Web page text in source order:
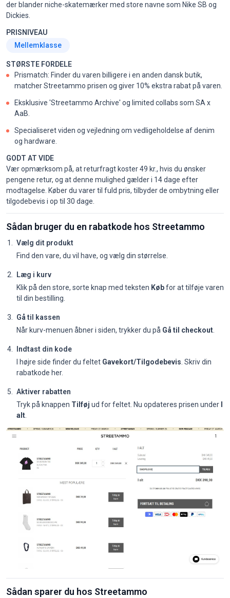
der blander niche-skatemærker med store navne som Nike SB og
Dickies.
PRISNIVEAU
Mellemklasse
STØRSTE FORDELE
Prismatch: Finder du varen billigere i en anden dansk butik,
matcher Streetammo prisen og giver 10% ekstra rabat på varen.
Eksklusive 'Streetammo Archive' og limited collabs som SA x
AaB.
Specialiseret viden og vejledning om vedligeholdelse af denim
og hardware.
GODT AT VIDE
Vær opmærksom på, at returfragt koster 49 kr., hvis du ønsker
pengene retur, og at denne mulighed gælder i 14 dage efter
modtagelse. Køber du varer til fuld pris, tilbyder de ombytning eller
tilgodebevis i op til 30 dage.
Sådan bruger du en rabatkode hos Streetammo
Vælg dit produkt
Find den vare, du vil have, og vælg din størrelse.
Læg i kurv
Klik på den store, sorte knap med teksten Købfor at tilføje varen
til din bestilling.
Gå til kassen
Når kurv-menuen åbner i siden, trykker du på Gå til checkout
Indtast din kode
I højre side finder du feltet Gavekort/Tilgodebevis . Skriv din
rabatkode her.
Aktiver rabatten
Tryk på knappen Tilføj ud for feltet. Nu opdateres prisen under
alt
Sådan sparer du hos Streetammo